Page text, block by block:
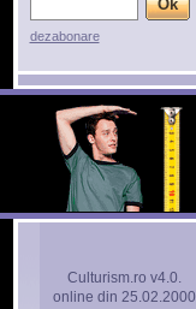
dezabonare
Culturism.ro v4.0.
online din 25.02.2000